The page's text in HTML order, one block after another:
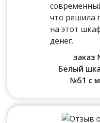
что решила
на этот
денег.
заказ
Белый
№51 с